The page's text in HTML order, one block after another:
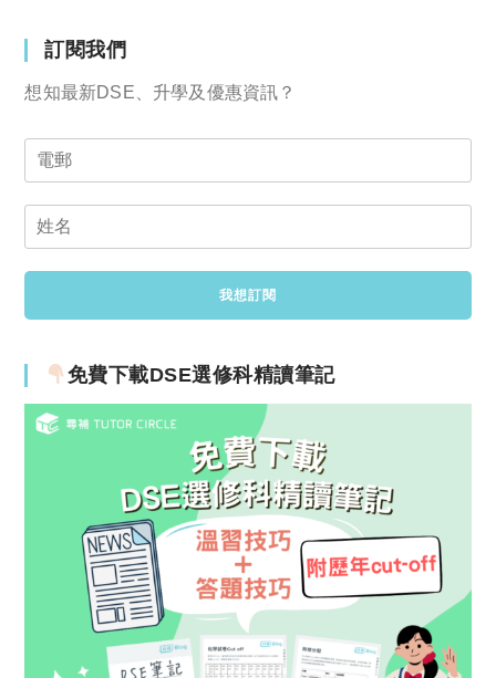
訂閱我們
想知最新DSE、升學及優惠資訊？
免費下載DSE選修科精讀筆記